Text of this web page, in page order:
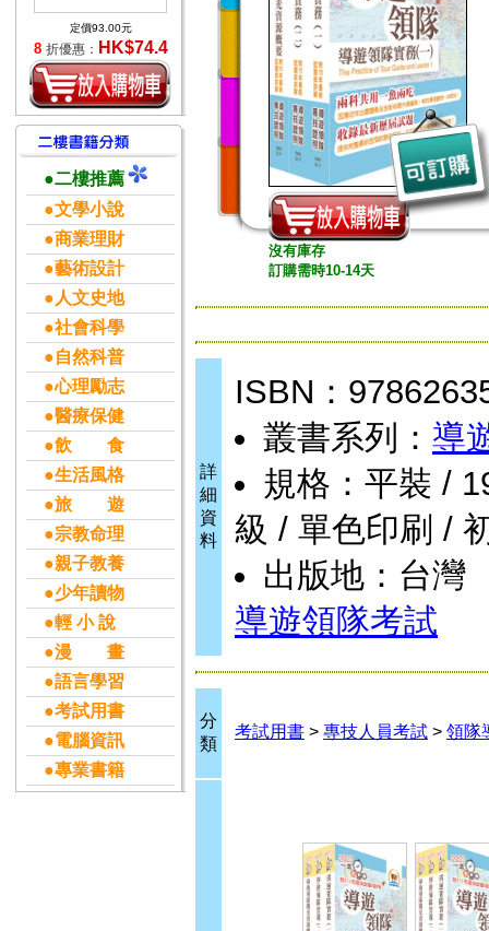
定價93.00元
8 折優惠： HK$74.4
●二樓推薦
●文學小說
●商業理財
●藝術設計
●人文史地
●社會科學
●自然科普
●心理勵志
●醫療保健
●飲 食
●生活風格
●旅 遊
●宗教命理
●親子教養
●少年讀物
●輕 小 說
●漫 畫
●語言學習
●考試用書
●電腦資訊
●專業書籍
沒有庫存
訂購需時10-14天
詳
細
資
料
ISBN：
叢書系列： 導
規格：平裝 /
級 / 單色印刷 /
出版地：台灣
導遊領隊考試
分
類
考試用書 > 專技人員考試 > 領隊